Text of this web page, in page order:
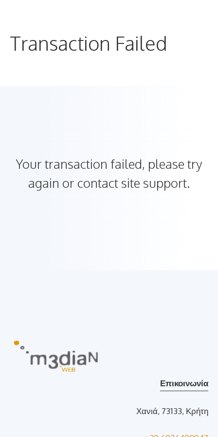
περιεχόμενο
Transaction Failed
Your transaction failed, please try
again or contact site support.
Επικοινωνία
Χανιά, 73133, Κρήτη